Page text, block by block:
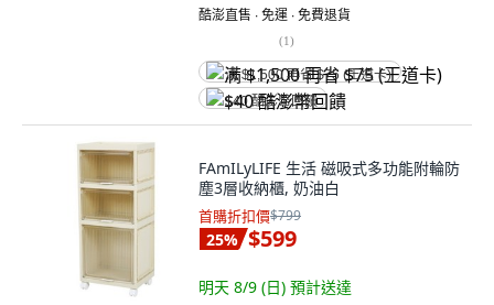
酷澎直售 ∙ 免運 ∙ 免費退貨
(1)
满 $1,500 再省 $75 (王道卡)
$40 酷澎幣回饋
FAmILyLIFE 生活 磁吸式多功能附輪防
塵3層收納櫃, 奶油白
首購折扣價$799
25% $599
明天 8/9 (日) 預計送達